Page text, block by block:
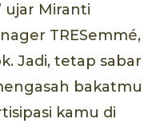
ujar Miranti
TRESemmé,
Jadi, tetap sabar
bakatmu
kamu di